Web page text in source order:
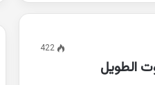
422
الطويل